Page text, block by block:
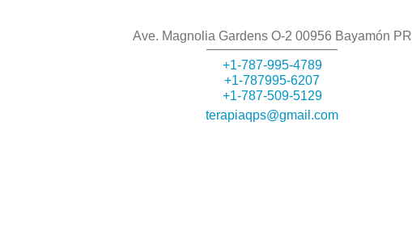
Ave. Magnolia Gardens O-2 00956 Bayamón PR
––––––––––––––––––
+1-787-995-4789
+1-787995-6207
+1-787-509-5129
terapiaqps@gmail.com